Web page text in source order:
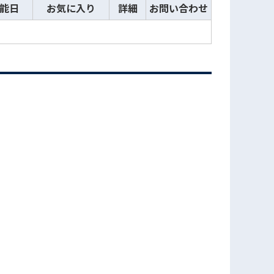
日 お気に入り 詳細
お問い合わせ